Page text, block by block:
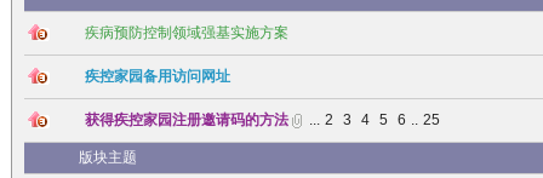
疾病预防控制领域强基实施方案
疾控家园备用访问网址
获得疾控家园注册邀请码的方法 ... 2 3 4 5 6 .. 25
版块主题